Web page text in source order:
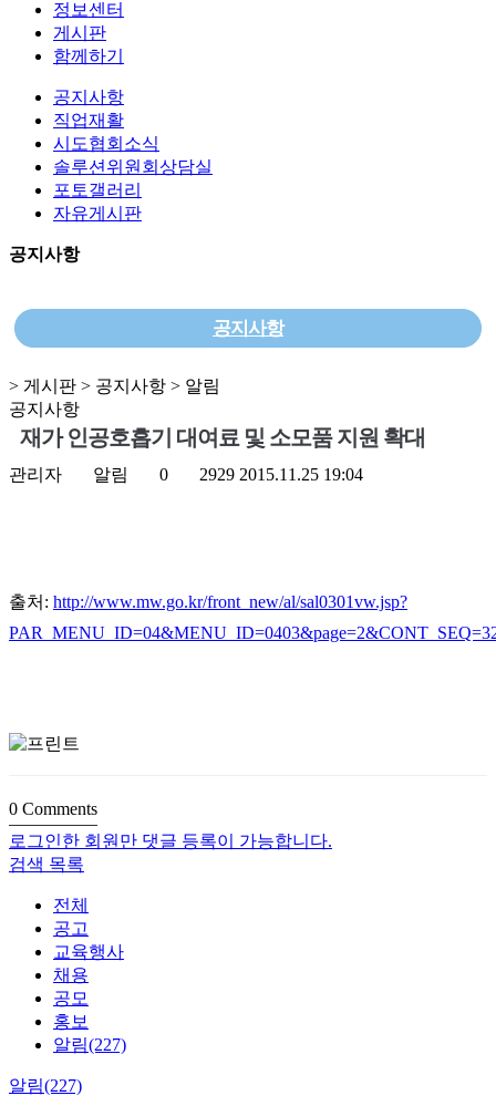
정보센터
게시판
함께하기
공지사항
직업재활
시도협회소식
솔루션위원회상담실
포토갤러리
자유게시판
공지사항
공지사항
> 게시판 > 공지사항 > 알림
공지사항
재가 인공호흡기 대여료 및 소모품 지원 확대
관리자 알림 0 2929 2015.11.25 19:04
출처: http://www.mw.go.kr/front_new/al/sal0301vw.jsp?
0 Comments
로그인한 회원만 댓글 등록이 가능합니다.
검색 목록
전체
공고
교육행사
채용
공모
홍보
알림(227)
알림(227)